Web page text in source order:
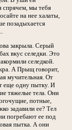
спрячем, мы тебя
на нее халаты,
позадыхается
закрыла. Серый
вкус селедки. Это
селедкой.
А Прыщ говорит,
мучительная. От
еще одну пытку. И
тяжелые тела. Они
потные,
задавили ее? Тел
погребают ее под
пытка. А они